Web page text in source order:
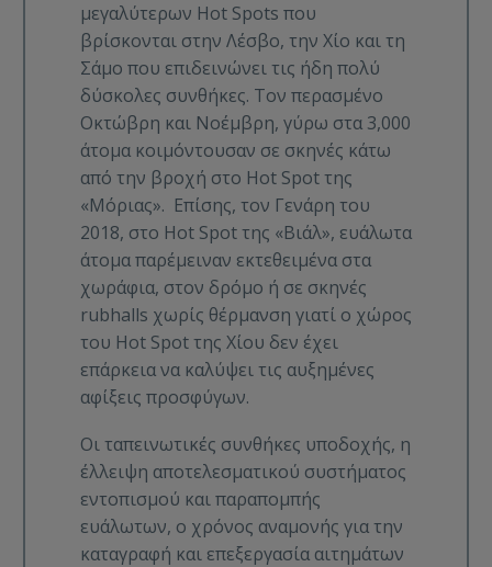
μεγαλύτερων Hot Spots που
βρίσκονται στην Λέσβο, την Χίο και τη
Σάμο που επιδεινώνει τις ήδη πολύ
δύσκολες συνθήκες. Τον περασμένο
Οκτώβρη και Νοέμβρη, γύρω στα 3,000
άτομα κοιμόντουσαν σε σκηνές κάτω
από την βροχή στο Hot Spot της
«Μόριας». Επίσης, τον Γενάρη του
2018, στο Hot Spot της «Βιάλ», ευάλωτα
άτομα παρέμειναν εκτεθειμένα στα
χωράφια, στον δρόμο ή σε σκηνές
rubhalls χωρίς θέρμανση γιατί ο χώρος
του Hot Spot της Χίου δεν έχει
επάρκεια να καλύψει τις αυξημένες
αφίξεις προσφύγων.
Οι ταπεινωτικές συνθήκες υποδοχής, η
έλλειψη αποτελεσματικού συστήματος
εντοπισμού και παραπομπής
ευάλωτων, ο χρόνος αναμονής για την
καταγραφή και επεξεργασία αιτημάτων